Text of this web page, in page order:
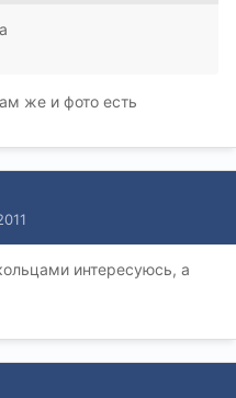
же и фото есть
интересуюсь, а